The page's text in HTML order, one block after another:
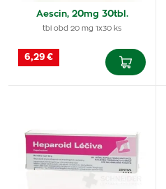
Aescin, 20mg 30tbl.
tbl obd 20 mg 1x30 ks
6,29 €